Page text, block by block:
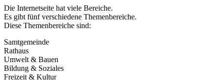
Die Internetseite hat viele Bereiche.
Es gibt fünf verschiedene Themenbereiche.
Diese Themenbereiche sind:
Samtgemeinde
Rathaus
Umwelt & Bauen
Bildung & Soziales
Freizeit & Kultur